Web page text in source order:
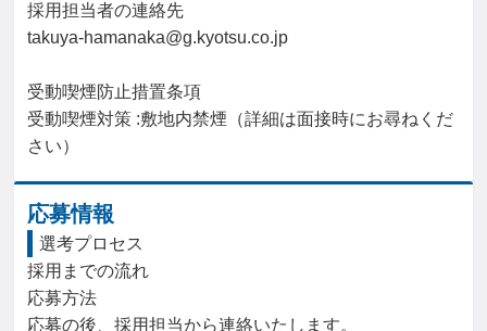
採用担当者の連絡先
takuya-hamanaka@g.kyotsu.co.jp
受動喫煙防止措置条項
受動喫煙対策 :敷地内禁煙（詳細は面接時にお尋ねくだ
さい）
応募情報
選考プロセス
採用までの流れ
応募方法
応募の後、採用担当から連絡いたします。